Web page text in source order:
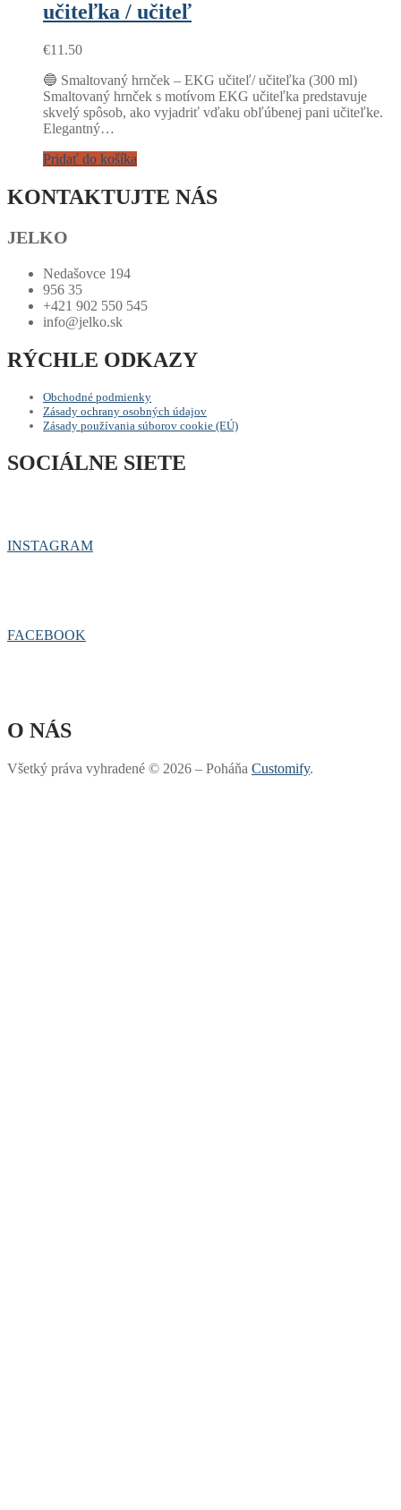
učiteľka / učiteľ
€11.50
🔵 Smaltovaný hrnček – EKG učiteľ/ učiteľka (300 ml)
Smaltovaný hrnček s motívom EKG učiteľka predstavuje
skvelý spôsob, ako vyjadriť vďaku obľúbenej pani učiteľke.
Elegantný…
Pridať do košíka
KONTAKTUJTE NÁS
JELKO
Nedašovce 194
956 35
+421 902 550 545
info@jelko.sk
RÝCHLE ODKAZY
Obchodné podmienky
Zásady ochrany osobných údajov
Zásady používania súborov cookie (EÚ)
SOCIÁLNE SIETE
INSTAGRAM
FACEBOOK
O NÁS
Všetký práva vyhradené © 2026 – Poháňa Customify.